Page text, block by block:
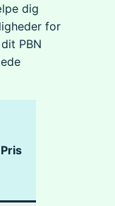
dig
for
PBN
Pris